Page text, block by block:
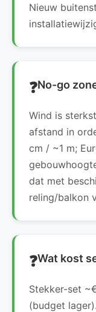
Nieuw
No-go
Wind is
afstand in
cm / ~1 m;
dat met
reling/balkon
Wat kost
Stekker-set
(budget